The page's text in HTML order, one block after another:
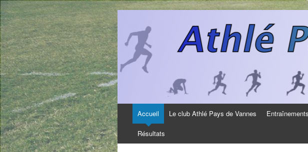
contenu
Accueil Le club Athlé Pays de Vannes Entraînements
Résultats